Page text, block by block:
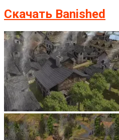
Скачать Banished